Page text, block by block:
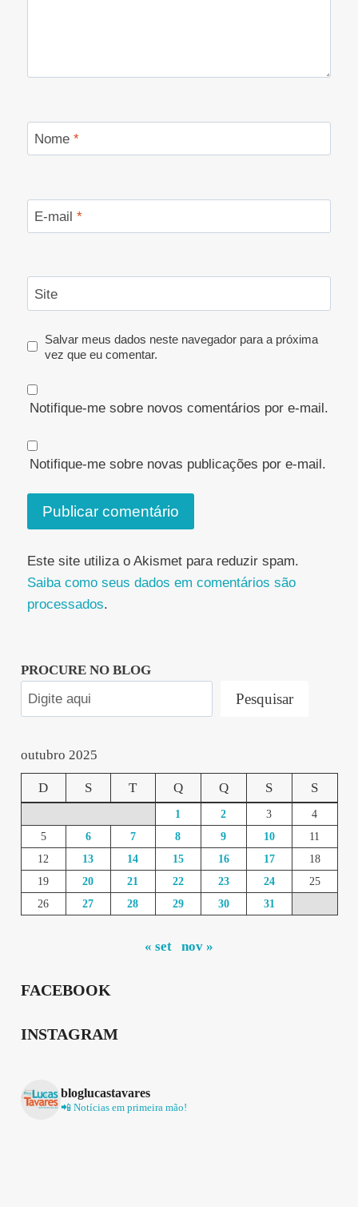
Nome *
E-mail *
Site
Salvar meus dados neste navegador para a próxima
vez que eu comentar.
Notifique-me sobre novos comentários por e-mail.
Notifique-me sobre novas publicações por e-mail.
Este site utiliza o Akismet para reduzir spam.
Saiba como seus dados em comentários são
processados.
PROCURE NO BLOG
Pesquisar
outubro 2025
D S T Q Q S S
1 2 3
4
5
6 7 8 9 10
11
12
13 14 15 16 17
18
19
20 21 22 23 24
25
26
27 28 29 30 31
« set nov »
FACEBOOK
INSTAGRAM
bloglucastavares
📲 Notícias em primeira mão!